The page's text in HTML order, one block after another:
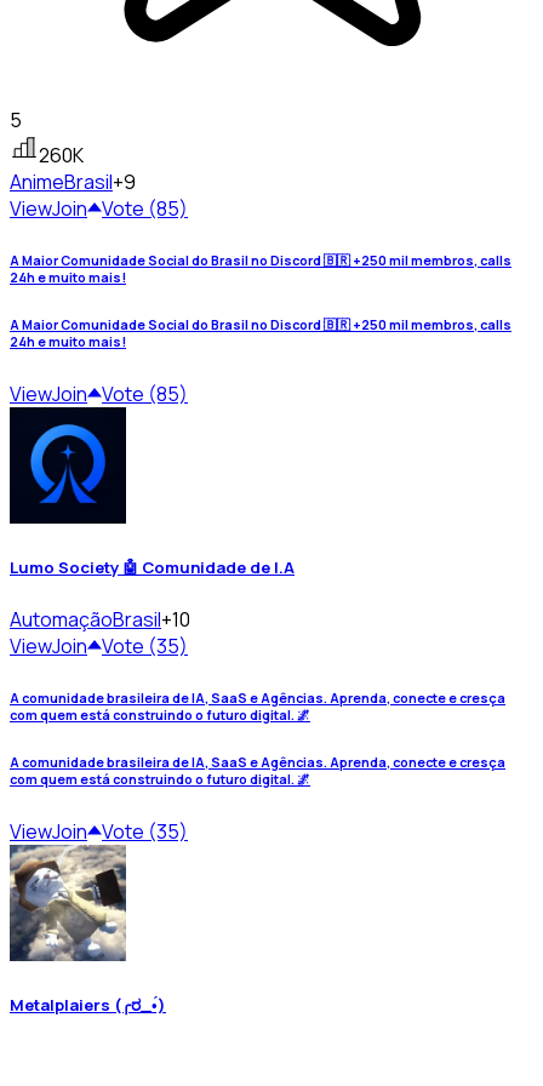
5
260K
AnimeBrasil+9
ViewJoin Vote (85)
A Maior Comunidade Social do Brasil no Discord 🇧🇷 +250 mil membros, calls
24h e muito mais!
A Maior Comunidade Social do Brasil no Discord 🇧🇷 +250 mil membros, calls
24h e muito mais!
ViewJoin Vote (85)
Lumo Society 🤖 Comunidade de I.A
AutomaçãoBrasil+10
ViewJoin Vote (35)
A comunidade brasileira de IA, SaaS e Agências. Aprenda, conecte e cresça
com quem está construindo o futuro digital. 🌌
A comunidade brasileira de IA, SaaS e Agências. Aprenda, conecte e cresça
com quem está construindo o futuro digital. 🌌
ViewJoin Vote (35)
Metalplaiers (╭ರ_•́)